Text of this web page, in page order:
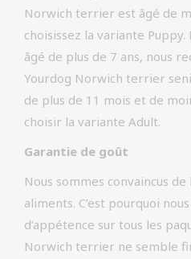
Norwich terrier est âgé de
choisissez la variante
âgé de plus de 7 ans, nous
Yourdog Norwich terrier
de plus de 11 mois et de
choisir la variante Adult.
Garantie de goût
Nous sommes convaincus
aliments. C’est pourquoi
d’appétence sur tous les
Norwich terrier ne semble